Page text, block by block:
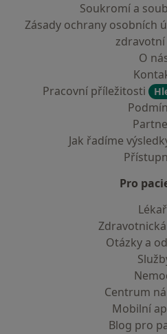
Soukromí a
Zásady ochrany osobních
zdravotní
O
Pracovní příležitosti
Jak řadíme
Pro
Otázky a
Centrum
Mobilní
Blog pro